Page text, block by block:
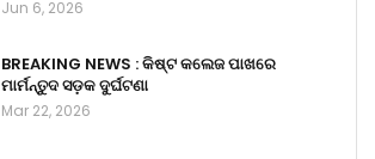
Jun 6, 2026
BREAKING NEWS : କିଷ୍ଟ କଲେଜ ପାଖରେ
ମାର୍ମନ୍ତୁଦ ସଡ଼କ ଦୁର୍ଘଟଣା
Mar 22, 2026